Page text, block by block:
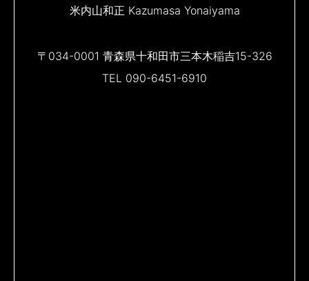
米内山和正 Kazumasa Yonaiyama
〒034-0001 青森県十和田市三本木稲吉15-326
TEL 090-6451-6910